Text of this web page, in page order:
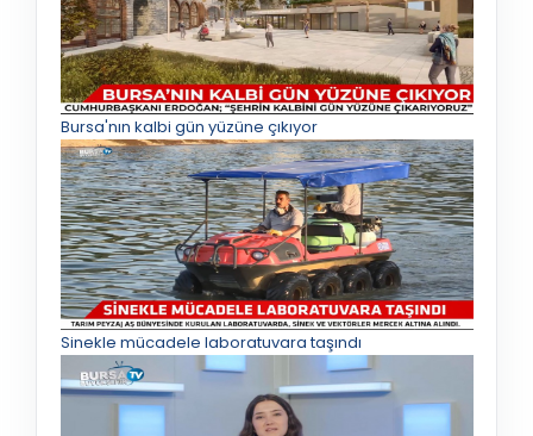
Bursa'nın kalbi gün yüzüne çıkıyor
Sinekle mücadele laboratuvara taşındı